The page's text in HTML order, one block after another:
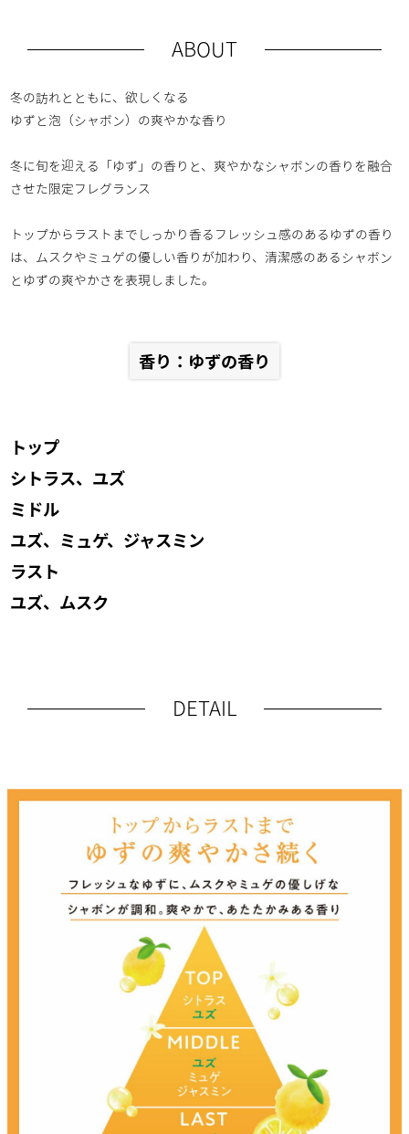
ABOUT
冬の訪れとともに、欲しくなる
ゆずと泡（シャボン）の爽やかな香り
冬に旬を迎える「ゆず」の香りと、爽やかなシャボンの香りを融合
させた限定フレグランス
トップからラストまでしっかり香るフレッシュ感のあるゆずの香り
は、ムスクやミュゲの優しい香りが加わり、清潔感のあるシャボン
とゆずの爽やかさを表現しました。
香り：ゆずの香り
トップ
シトラス、ユズ
ミドル
ユズ、ミュゲ、ジャスミン
ラスト
ユズ、ムスク
DETAIL